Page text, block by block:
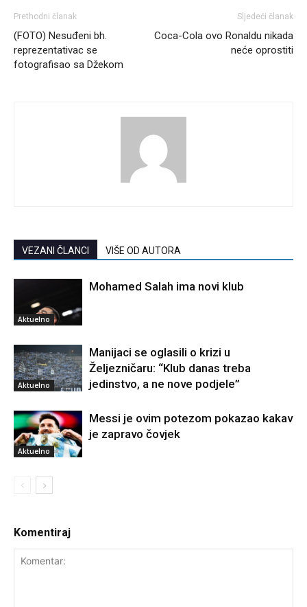
Prethodni članak
(FOTO) Nesuđeni bh.
reprezentativac se
fotografisao sa Džekom
Sljedeći članak
Coca-Cola ovo Ronaldu nikada
neće oprostiti
VEZANI ČLANCI VIŠE OD AUTORA
Aktuelno
Mohamed Salah ima novi klub
Aktuelno
Manijaci se oglasili o krizi u
Željezničaru: “Klub danas treba
jedinstvo, a ne nove podjele”
Aktuelno
Messi je ovim potezom pokazao kakav
je zapravo čovjek
Komentiraj